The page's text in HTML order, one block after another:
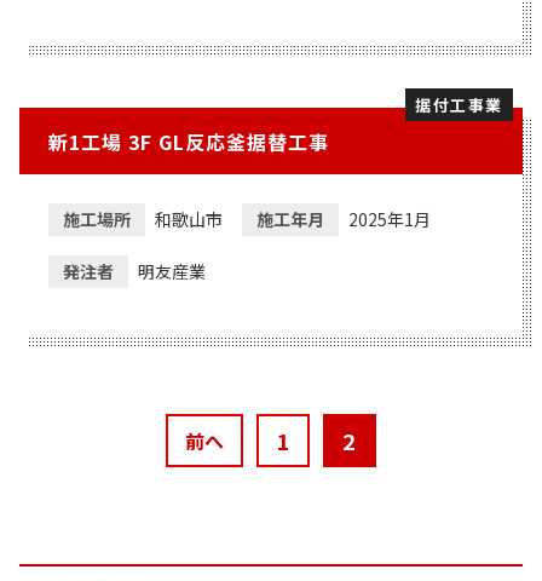
据付工事業
新1工場 3F GL反応釜据替工事
施工場所 和歌山市 施工年月 2025年1月
発注者 明友産業
前へ 1 2